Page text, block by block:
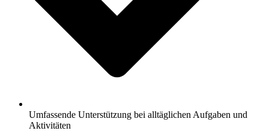
Umfassende Unterstützung bei alltäglichen Aufgaben und
Aktivitäten